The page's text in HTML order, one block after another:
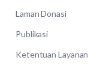
Laman Donasi
Publikasi
Ketentuan Layanan